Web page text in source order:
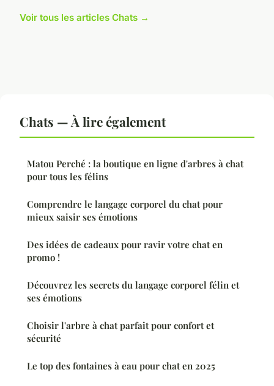
Voir tous les articles Chats →
Chats — À lire également
Matou Perché : la boutique en ligne d'arbres à chat
pour tous les félins
Comprendre le langage corporel du chat pour
mieux saisir ses émotions
Des idées de cadeaux pour ravir votre chat en
promo !
Découvrez les secrets du langage corporel félin et
ses émotions
Choisir l'arbre à chat parfait pour confort et
sécurité
Le top des fontaines à eau pour chat en 2025